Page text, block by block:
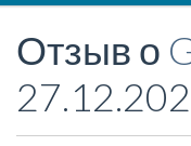
Интернет
Недвижимость Работа
Отзыв о